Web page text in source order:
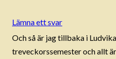
Lämna ett svar
Och så är jag tillbaka i
treveckorssemester och allt